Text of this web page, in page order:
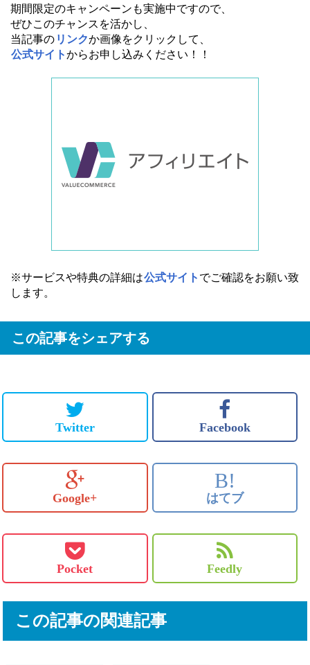
期間限定のキャンペーンも実施中ですので、
ぜひこのチャンスを活かし、
当記事の リンクか画像をクリックして、
公式サイトからお申し込みください！！
※サービスや特典の詳細は公式サイト でご確認をお願い致
します。
この記事をシェアする
Twitter Facebook
Google+
B!
はてブ
Pocket Feedly
この記事の関連記事